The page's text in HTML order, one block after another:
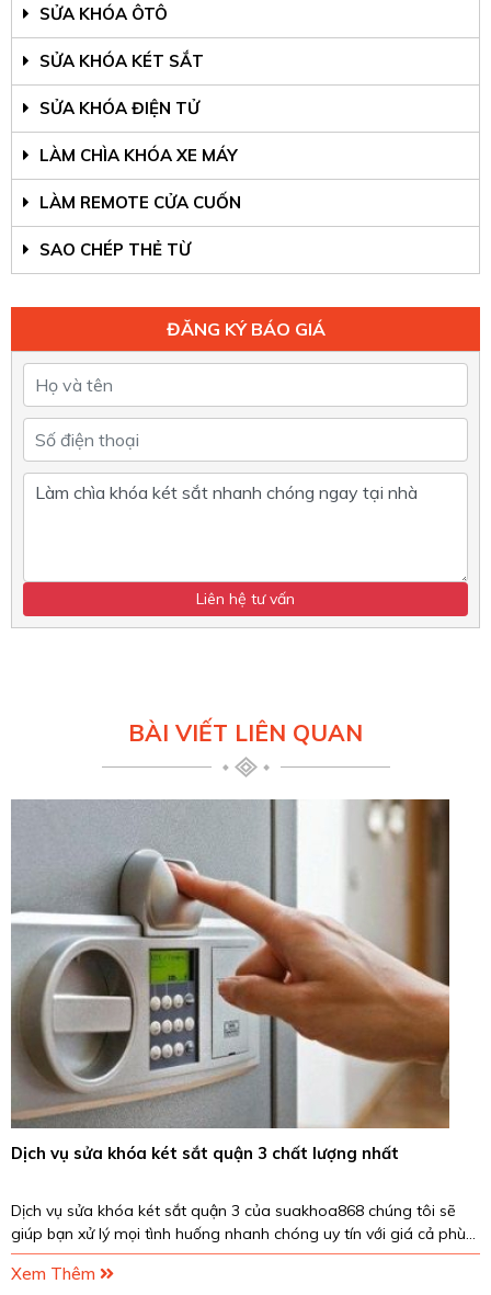
SỬA KHÓA ÔTÔ
SỬA KHÓA KÉT SẮT
SỬA KHÓA ĐIỆN TỬ
LÀM CHÌA KHÓA XE MÁY
LÀM REMOTE CỬA CUỐN
SAO CHÉP THẺ TỪ
ĐĂNG KÝ BÁO GIÁ
BÀI VIẾT LIÊN QUAN
Dịch vụ sửa khóa két sắt quận 3 chất lượng nhất
Dịch vụ sửa khóa két sắt quận 3 của suakhoa868 chúng tôi sẽ
giúp bạn xử lý mọi tình huống nhanh chóng uy tín với giá cả phù
hợp. Hãy liên hệ ngay đến Hotline...
Xem Thêm